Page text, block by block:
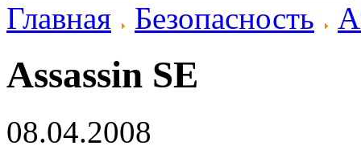
Главная Безопасность
Assassin SE
08.04.2008